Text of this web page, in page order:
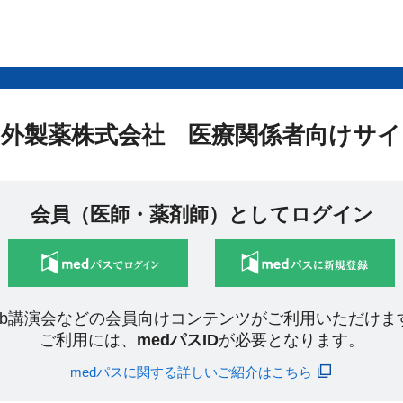
製薬株式会社 医療関係者向けサ
会員（医師・薬剤師）としてログイン
講演会などの会員向けコンテンツがご利用いただけま
ご利用には、 medパスIDが必要となります。
medパスに関する詳しいご紹介はこちら